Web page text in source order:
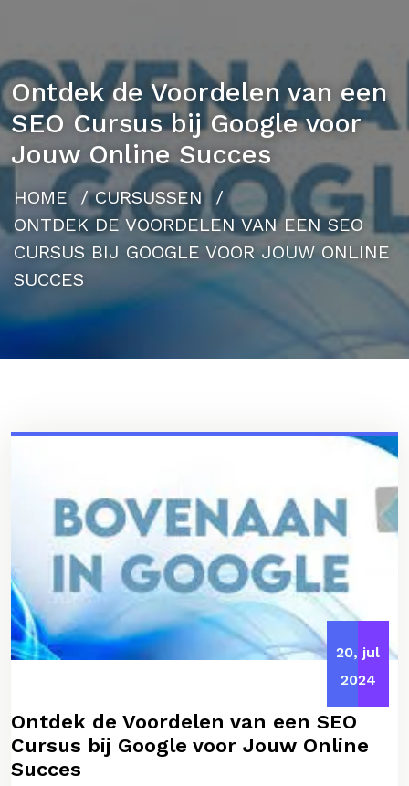
Ontdek de Voordelen van een
SEO Cursus bij Google voor
Jouw Online Succes
HOME/CURSUSSEN/
ONTDEK DE VOORDELEN VAN EEN SEO
CURSUS BIJ GOOGLE VOOR JOUW ONLINE
SUCCES
20, jul
2024
Ontdek de Voordelen van een SEO
Cursus bij Google voor Jouw Online
Succes